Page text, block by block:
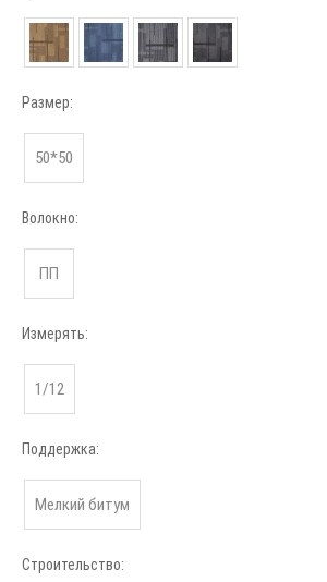
Размер:
50*50
Волокно:
ПП
Измерять:
1/12
Поддержка:
Мелкий битум
Строительство: